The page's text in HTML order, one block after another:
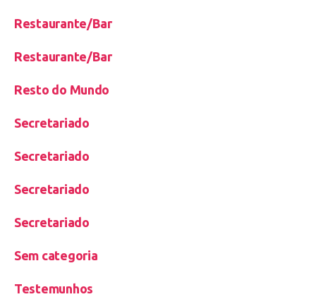
Restaurante/Bar
Restaurante/Bar
Resto do Mundo
Secretariado
Secretariado
Secretariado
Secretariado
Sem categoria
Testemunhos